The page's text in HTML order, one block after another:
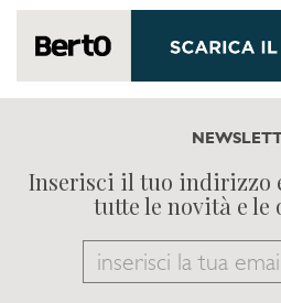
Inserisci il tuo indirizzo
tutte le novità e le
Email